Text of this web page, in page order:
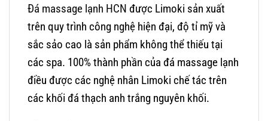
Đá massage lạnh HCN được Limoki sản xuất
trên quy trình công nghệ hiện đại, độ tỉ mỹ và
sắc sảo cao là sản phẩm không thể thiếu tại
các spa. 100% thành phần của đá massage lạnh
điều được các nghệ nhân Limoki chế tác trên
các khối đá thạch anh trắng nguyên khối.